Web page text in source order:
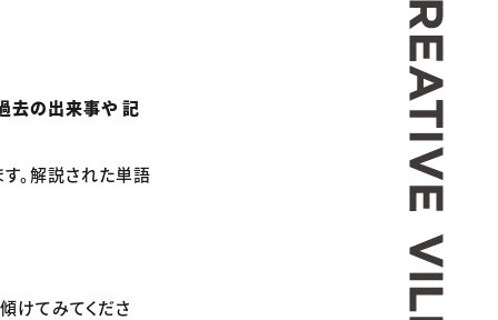
去の出来事や 記
。解説された単語
けてみてくださ